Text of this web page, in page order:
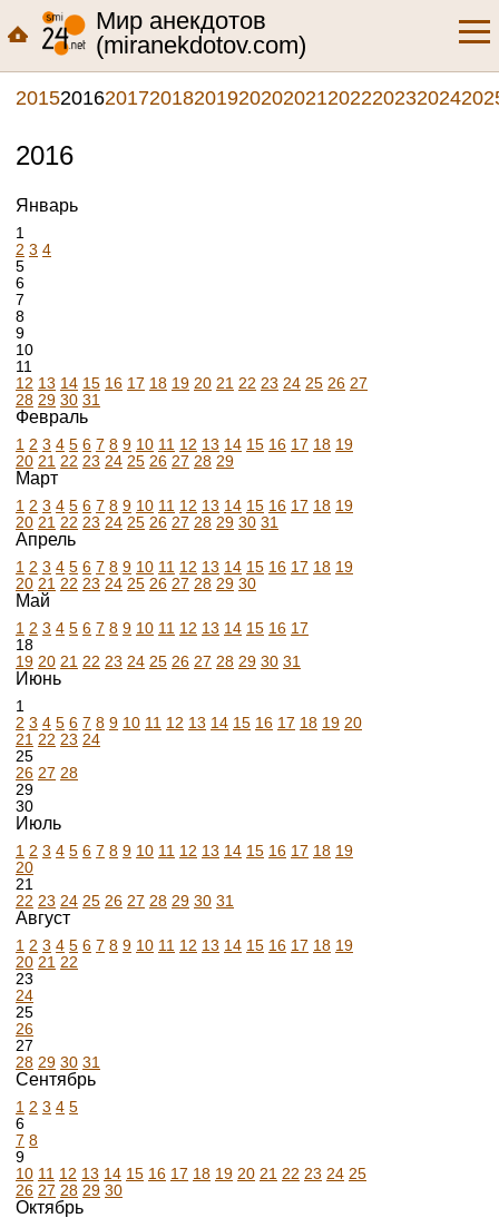
Мир анекдотов
(miranekdotov.com)
2015201620172018201920202021202220232024
2016
Январь
1
2 3 4
5
6
7
8
9
10
11
12 13 14 15 16 17 18 19 20 21 22 23 24 25 26 27
28 29 30 31
Февраль
1 2 3 4 5 6 7 8 9 10 11 12 13 14 15 16 17 18 19
20 21 22 23 24 25 26 27 28 29
Март
1 2 3 4 5 6 7 8 9 10 11 12 13 14 15 16 17 18 19
20 21 22 23 24 25 26 27 28 29 30 31
Апрель
1 2 3 4 5 6 7 8 9 10 11 12 13 14 15 16 17 18 19
20 21 22 23 24 25 26 27 28 29 30
Май
1 2 3 4 5 6 7 8 9 10 11 12 13 14 15 16 17
18
19 20 21 22 23 24 25 26 27 28 29 30 31
Июнь
1
2 3 4 5 6 7 8 9 10 11 12 13 14 15 16 17 18 19 20
21 22 23 24
25
26 27 28
29
30
Июль
1 2 3 4 5 6 7 8 9 10 11 12 13 14 15 16 17 18 19
20
21
22 23 24 25 26 27 28 29 30 31
Август
1 2 3 4 5 6 7 8 9 10 11 12 13 14 15 16 17 18 19
20 21 22
23
24
25
26
27
28 29 30 31
Сентябрь
1 2 3 4 5
6
7 8
9
10 11 12 13 14 15 16 17 18 19 20 21 22 23 24 25
26 27 28 29 30
Октябрь